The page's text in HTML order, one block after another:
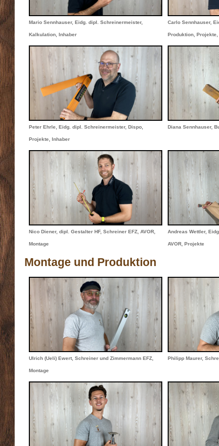
Mario Sennhauser, Eidg. dipl. Schreinermeister,
Kalkulation, Inhaber
Carlo Sennhauser,
Produktion, Projekte,
Peter Ehrle, Eidg. dipl. Schreinermeister, Dispo,
Projekte, Inhaber
Diana Sennhauser,
Nico Diener, dipl. Gestalter HF, Schreiner EFZ, AVOR,
Montage
Andreas Wettler,
AVOR, Projekte
Montage und Produktion
Ulrich (Ueli) Ewert, Schreiner und Zimmermann EFZ,
Montage
Philipp Maurer,